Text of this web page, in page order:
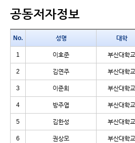
공동저자정보
No. 성명 대학
1 이호준 부산대학교
2 김연주 부산대학교
3 이준희 부산대학교
4 방주엽 부산대학교
5 김한성 부산대학교
6 권상모 부산대학교